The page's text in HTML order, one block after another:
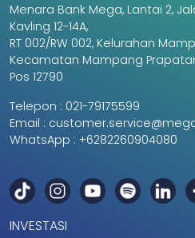
Menara Bank Mega, Lantai 2,
Kavling 12-14A,
RT 002/RW 002, Kelurahan
Kecamatan Mampang
Pos 12790
Telepon : 021-79175599
Email :
WhatsApp : +6282260904080
INVESTASI